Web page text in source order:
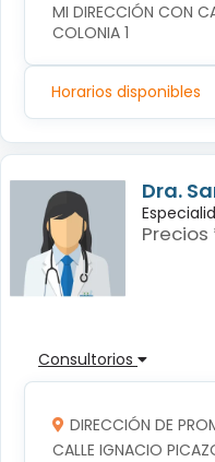
MI DIRECCIÓN CON
COLONIA 1
Horarios disponibles
Dra.
Consultorios
DIRECCIÓN DE
CALLE IGNACIO